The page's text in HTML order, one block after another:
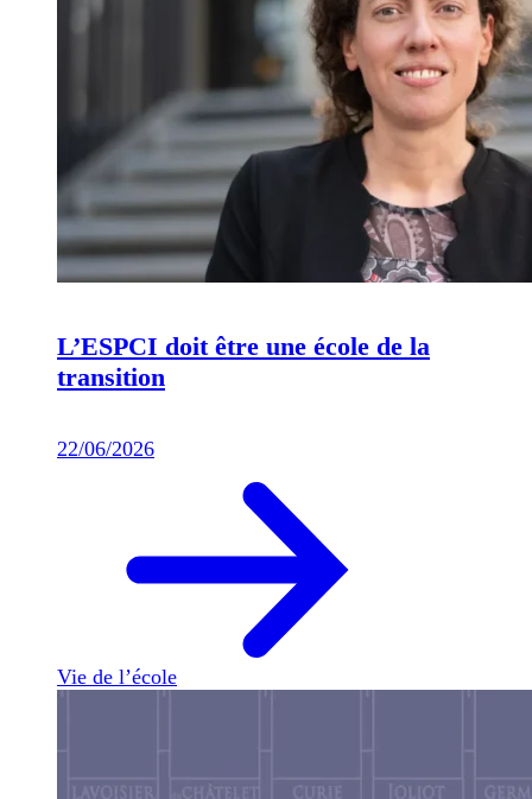
L’ESPCI doit être une école de la
transition
22/06/2026
Vie de l’école